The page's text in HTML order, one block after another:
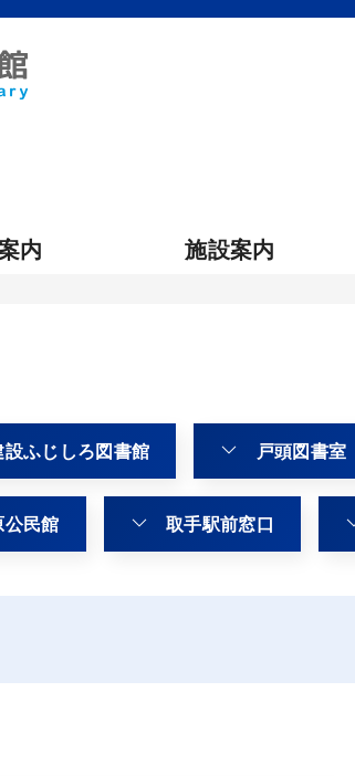
内 施設案内
設ふじしろ図書館 戸頭図書室
公民館 取手駅前窓口